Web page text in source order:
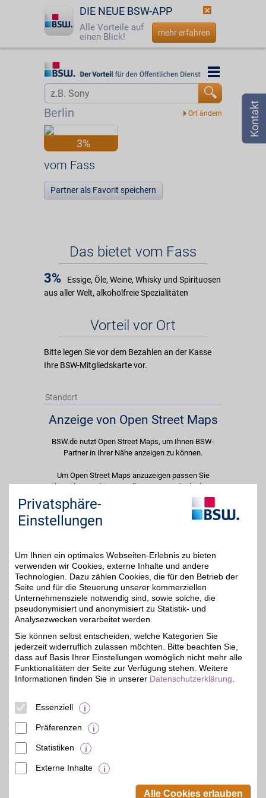
DIE NEUE BSW-APP
Alle Vorteile auf
einen Blick!
mehr erfahren
Startseite
Jetzt BSW-Mitglied werden
Login
Berlin
Startseite
Vorteilswelt
3%
vom Fass
Partner als Favorit speichern
Das bietet vom Fass
3%
Essige, Öle, Weine, Whisky und Spirituosen
aus aller Welt, alkoholfreie Spezialitäten
Vorteil vor Ort
Bitte legen Sie vor dem Bezahlen an der Kasse
Ihre BSW-Mitgliedskarte vor.
Standort
Anzeige von Open Street Maps
BSW.de nutzt Open Street Maps, um Ihnen BSW-
Partner in Ihrer Nähe anzeigen zu können.
Um Open Street Maps anzuzeigen passen Sie
bitte Ihre Cookie-Einstellungen an und erlauben
Sie "Externe Inhalte". Diese Auswahl können Sie
jederzeit über die Cookie-Einstellungen im
unteren Seitenbereich ändern.
Adresse
Adlerstr. 22
88212Ravensburg
Telefon07 51 / 2 32 62
Beamten-Selbsthilfewerk GmbH.
Privatsphäre-
Einstellungen
Um Ihnen ein optimales Webseiten-Erlebnis zu bieten
verwenden wir Cookies, externe Inhalte und andere
Technologien. Dazu zählen Cookies, die für den Betrieb der
Seite und für die Steuerung unserer kommerziellen
Unternehmensziele notwendig sind, sowie solche, die
pseudonymisiert und anonymisiert zu Statistik- und
Analysezwecken verarbeitet werden.
Sie können selbst entscheiden, welche Kategorien Sie
jederzeit widerruflich zulassen möchten. Bitte beachten Sie,
dass auf Basis Ihrer Einstellungen womöglich nicht mehr alle
Funktionalitäten der Seite zur Verfügung stehen. Weitere
Informationen finden Sie in unserer Datenschutzerklärung
Essenziell
Präferenzen
Statistiken
Externe Inhalte
Alle Cookies erlauben